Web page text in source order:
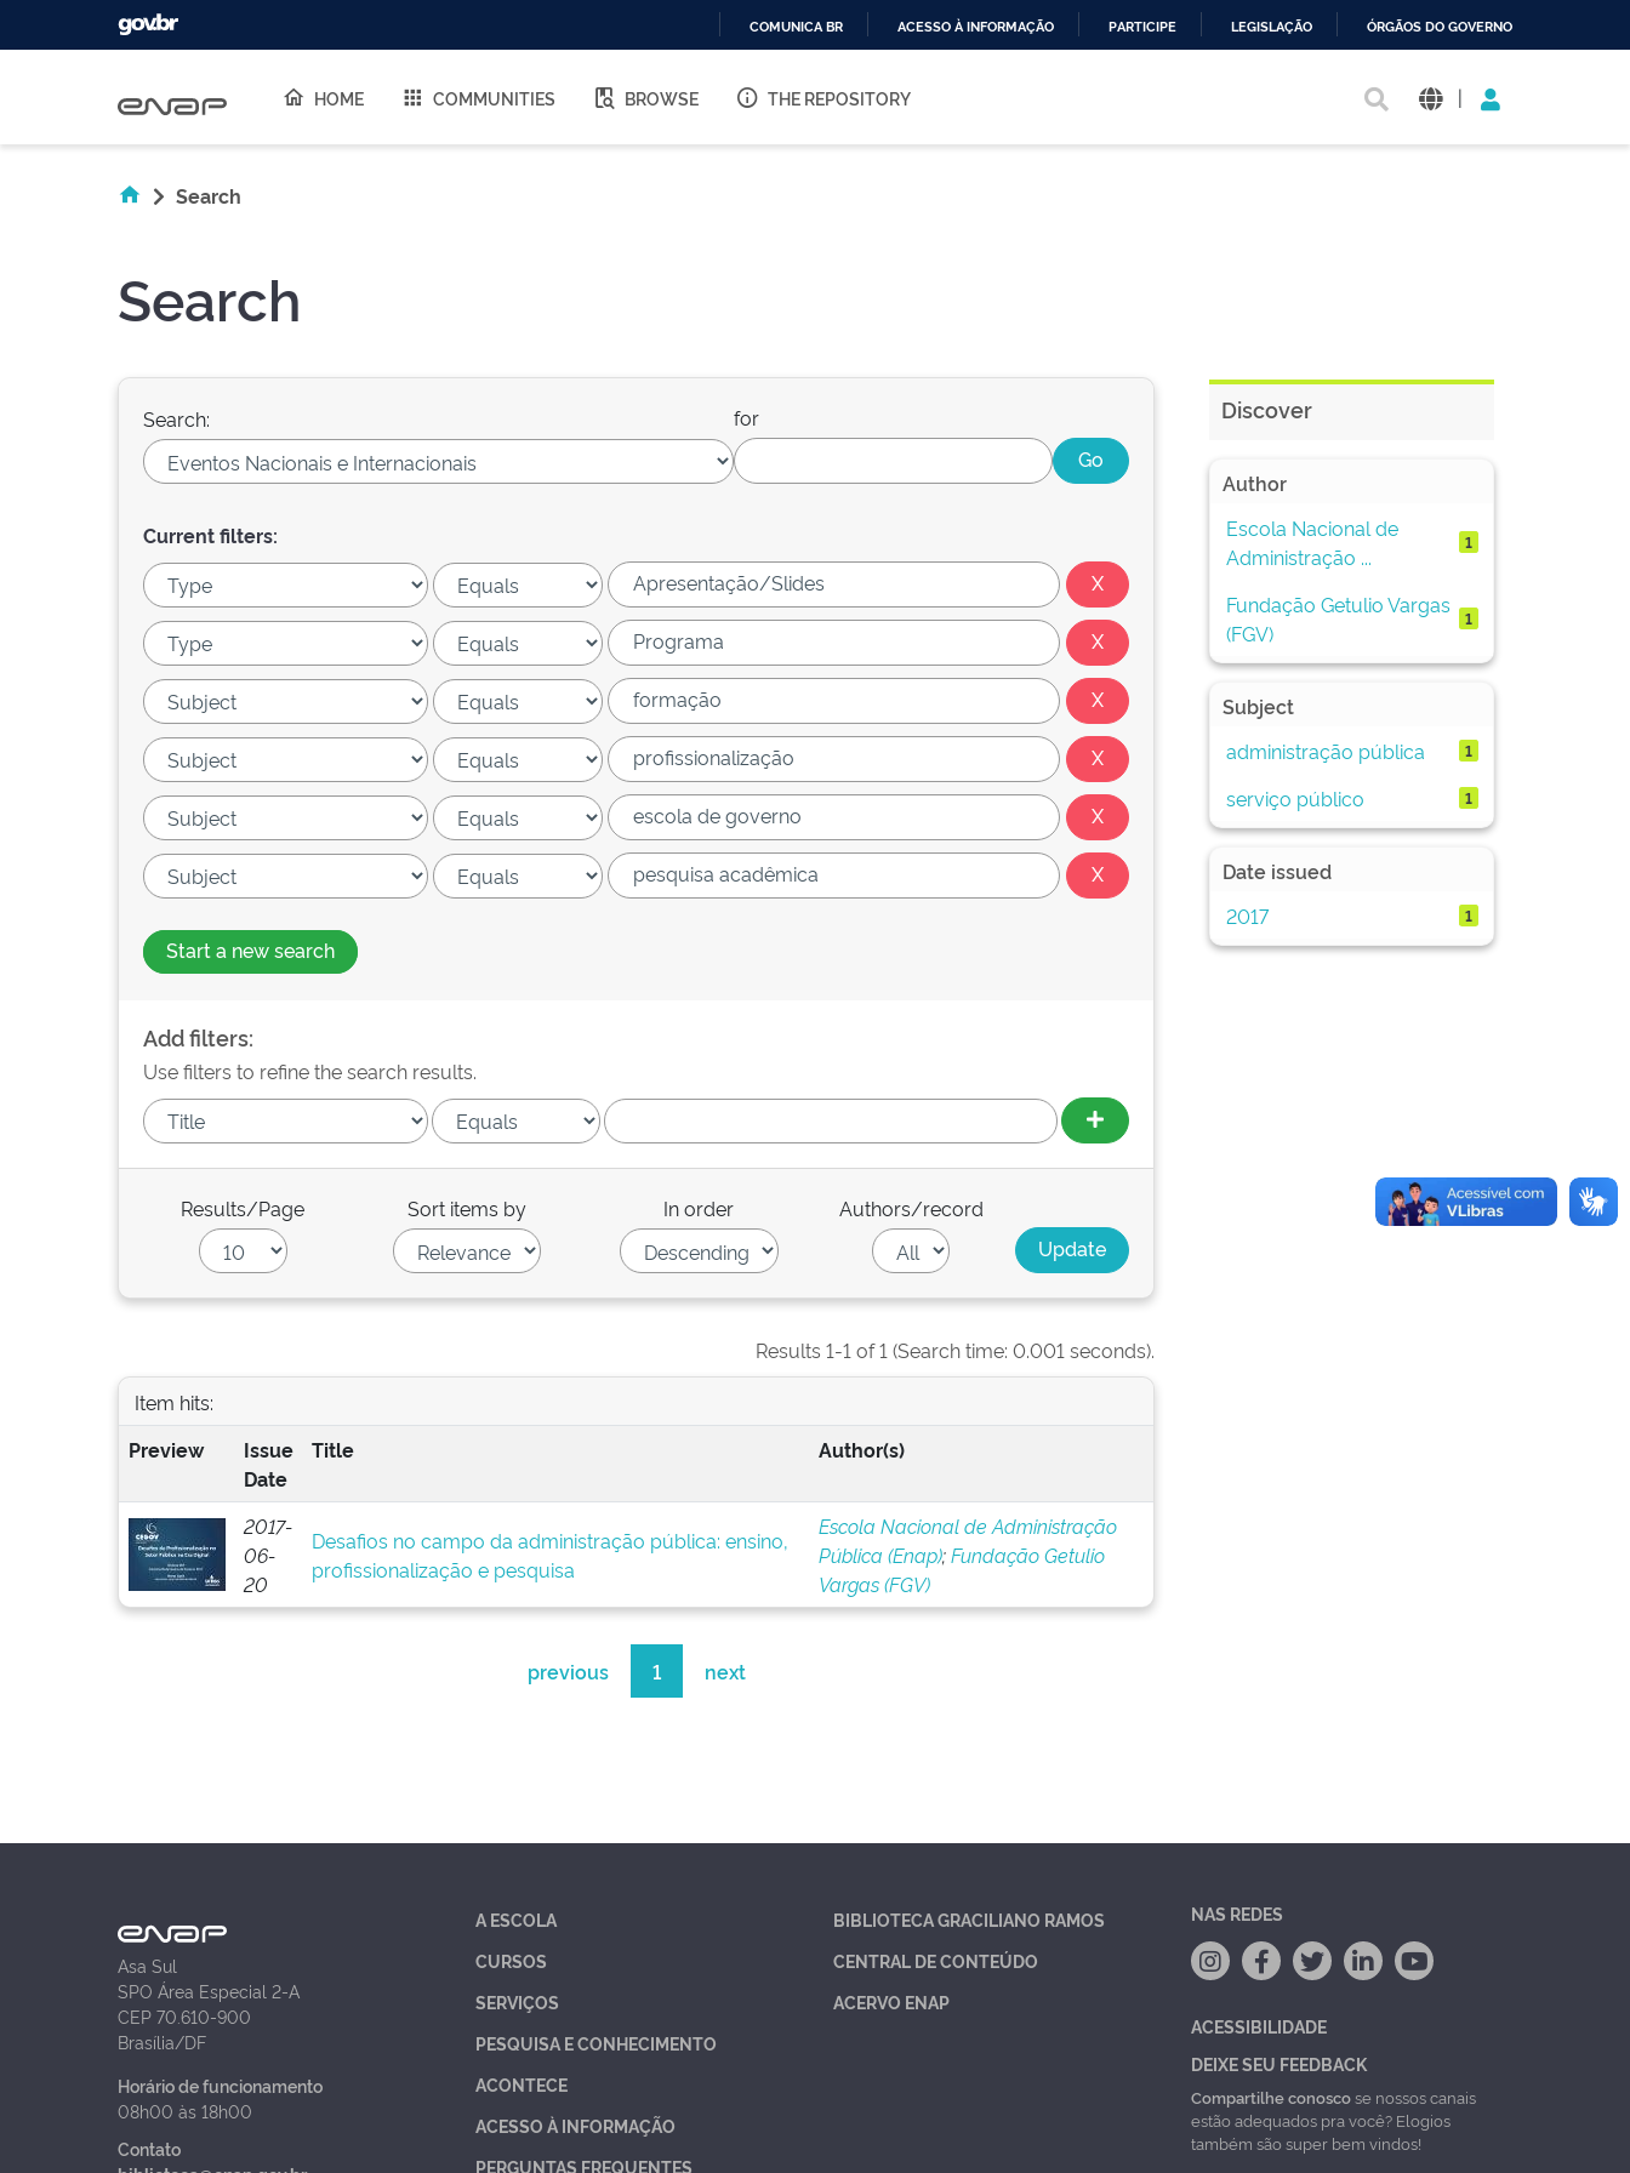
O
COMUNICA BR ACESSO À INFORMAÇÃO PARTICIPE LEGISLAÇÃO ÓRGÃOS DO GOVERNO
HOME COMMUNITIES BROWSE THE REPOSITORY |
Search
Search
Search: for
Current filters:
Start a new search
Add filters:
Use filters to refine the search results.
Results/Page Sort items by In order Authors/record
Results 1-1 of 1 (Search time: 0.001 seconds).
Item hits:
Preview
Issue
Date
Title Author(s)
2017-
06-
20
Desafios no campo da administração pública: ensino,
profissionalização e pesquisa
Escola Nacional de Administração
Pública (Enap);Fundação Getulio
Vargas (FGV)
previous 1 next
Discover
Author
Escola Nacional de
Administração ...
1
Fundação Getulio Vargas
(FGV)
1
Subject
administração pública
1
serviço público 1
Date issued
2017
1
Asa Sul
SPO Área Especial 2-A
CEP 70.610-900
Brasília/DF
Horário de funcionamento
08h00 às 18h00
Contato
A ESCOLA
CURSOS
SERVIÇOS
PESQUISA E CONHECIMENTO
ACONTECE
ACESSO À INFORMAÇÃO
PERGUNTAS FREQUENTES
BIBLIOTECA GRACILIANO RAMOS
CENTRAL DE CONTEÚDO
ACERVO ENAP
NAS REDES
ACESSIBILIDADE
DEIXE SEU FEEDBACK
Compartilhe conoscose nossos canais
estão adequados pra você? Elogios
também são super bem vindos!